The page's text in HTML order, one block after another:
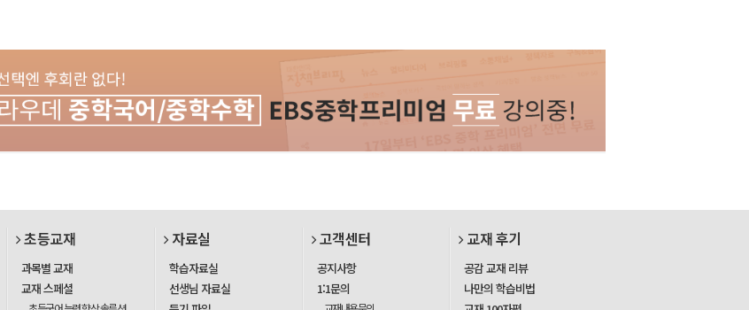
초등교재
과목별 교재
교재 스페셜
자료실
학습자료실
선생님 자료실
고객센터
공지사항
1:1문의
교재 후기
공감 교재 리뷰
나만의 학습비법